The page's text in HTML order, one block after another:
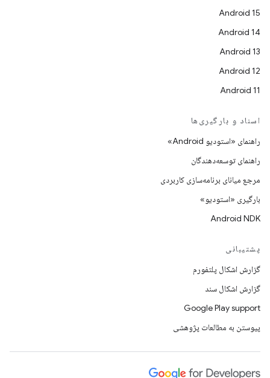
Android 15
Android 14
Android 13
Android 12
Android 11
اسناد و بارگیری‌ها
راهنمای «استودیو Android»
راهنمای توسعه‌دهندگان
مرجع میانای برنامه‌سازی کاربردی
بارگیری «استودیو»
Android NDK
پشتیبانی
گزارش اشکال پلتفورم
گزارش اشکال سند
Google Play support
پیوستن به مطالعات پژوهشی